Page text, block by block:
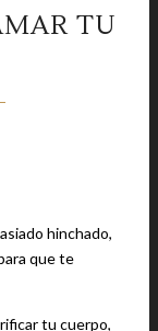
TU
hinchado,
que te
tu cuerpo,